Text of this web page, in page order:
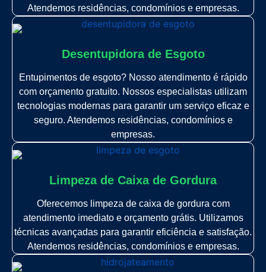
Atendemos residências, condomínios e empresas.
Desentupidora de Esgoto
Entupimentos de esgoto? Nosso atendimento é rápido
com orçamento gratuito. Nossos especialistas utilizam
tecnologias modernas para garantir um serviço eficaz e
seguro. Atendemos residências, condomínios e
empresas.
Limpeza de Caixa de Gordura
Oferecemos limpeza de caixa de gordura com
atendimento imediato e orçamento grátis. Utilizamos
técnicas avançadas para garantir eficiência e satisfação.
Atendemos residências, condomínios e empresas.